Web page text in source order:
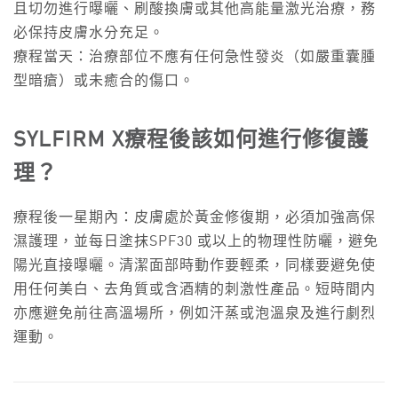
且切勿進行曝曬、刷酸換膚或其他高能量激光治療，務
必保持皮膚水分充足。
療程當天：治療部位不應有任何急性發炎（如嚴重囊腫
型暗瘡）或未癒合的傷口。
SYLFIRM X療程後該如何進行修復護
理？
療程後一星期內：皮膚處於黃金修復期，必須加強高保
濕護理，並每日塗抹SPF30 或以上的物理性防曬，避免
陽光直接曝曬。清潔面部時動作要輕柔，同樣要避免使
用任何美白、去角質或含酒精的刺激性產品。短時間内
亦應避免前往高溫場所，例如汗蒸或泡溫泉及進行劇烈
運動。